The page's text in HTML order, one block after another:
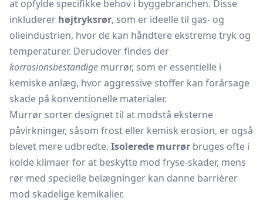
at opfylde specifikke behov i byggebranchen. Disse
inkluderer højtryksrør, som er ideelle til gas- og
olieindustrien, hvor de kan håndtere ekstreme tryk og
temperaturer. Derudover findes der
korrosionsbestandige murrør, som er essentielle i
kemiske anlæg, hvor aggressive stoffer kan forårsage
skade på konventionelle materialer.
Murrør sorter designet til at modstå eksterne
påvirkninger, såsom frost eller kemisk erosion, er også
blevet mere udbredte. Isolerede murrør bruges ofte i
kolde klimaer for at beskytte mod fryse-skader, mens
rør med specielle belægninger kan danne barrièrer
mod skadelige kemikalier.